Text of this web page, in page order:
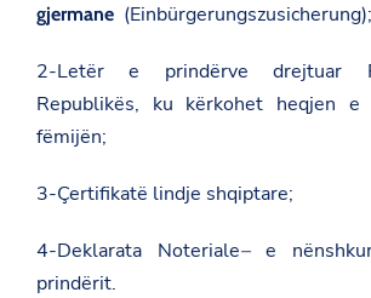
gjermane (Einbürgerungszusicherung);
2-Letër e prindërve drejtuar
Republikës, ku kërkohet heqjen
fëmijën;
3-Çertifikatë lindje shqiptare;
4-Deklarata Noteriale–e
prindërit.